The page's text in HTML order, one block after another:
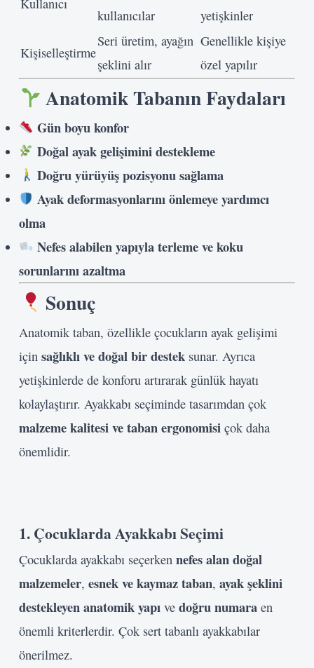
Kullanıcı
kullanıcılar yetişkinler
Kişiselleştirme
Seri üretim, ayağın
şeklini alır
Genellikle kişiye
özel yapılır
Anatomik Tabanın Faydaları
Gün boyu konfor
Doğal ayak gelişimini destekleme
Doğru yürüyüş pozisyonu sağlama
Ayak deformasyonlarını önlemeye yardımcı
olma
Nefes alabilen yapıyla terleme ve koku
sorunlarını azaltma
Sonuç
Anatomik taban, özellikle çocukların ayak gelişimi
için sağlıklı ve doğal bir destek sunar. Ayrıca
yetişkinlerde de konforu artırarak günlük hayatı
kolaylaştırır. Ayakkabı seçiminde tasarımdan çok
malzeme kalitesi ve taban ergonomisi çok daha
önemlidir.
1. Çocuklarda Ayakkabı Seçimi
Çocuklarda ayakkabı seçerken nefes alan doğal
malzemeler, esnek ve kaymaz taban, ayak şeklini
destekleyen anatomik yapı ve doğru numara en
önemli kriterlerdir. Çok sert tabanlı ayakkabılar
önerilmez.
Kullanıcı Adı veya E-posta
Şifre
Beni Hatırla
Giriş Yap